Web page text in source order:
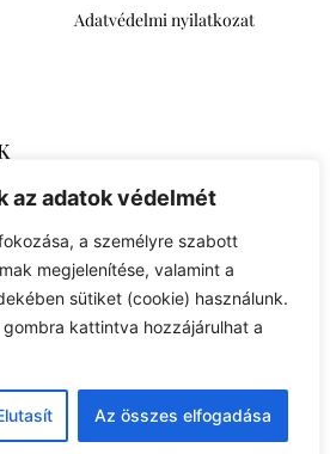
az adatok védelmét
a személyre szabott
megjelenítése, valamint a
sütiket (cookie) használunk.
kattintva hozzájárulhat a
Az összes elfogadása
Adatvédelmi nyilatkozat
withRoyal Elementor Addons